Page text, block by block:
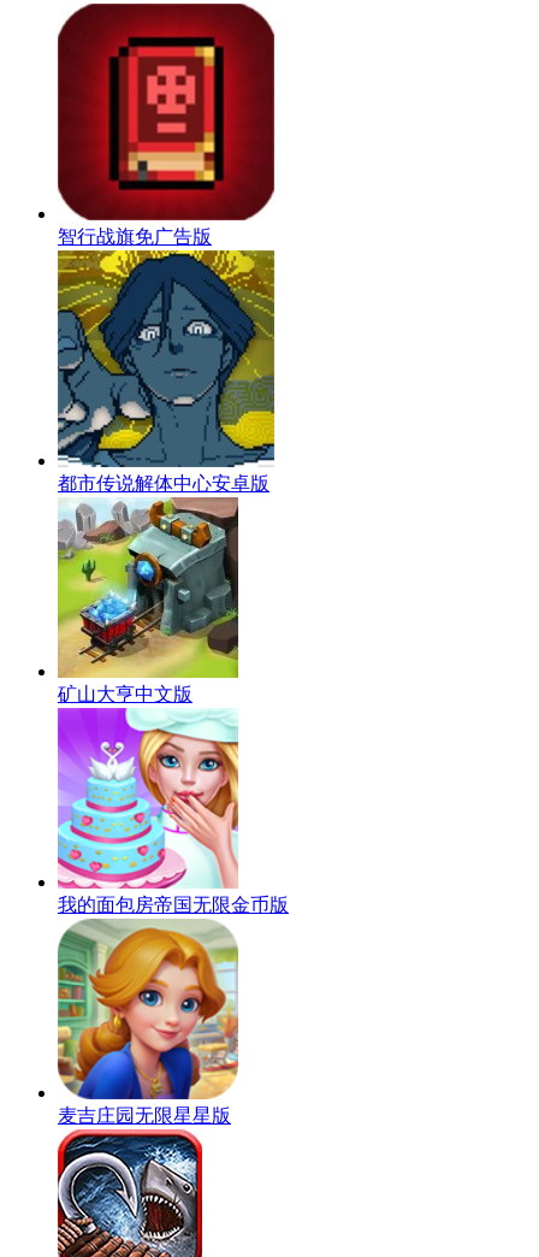
智行战旗免广告版
都市传说解体中心安卓版
矿山大亨中文版
我的面包房帝国无限金币版
麦吉庄园无限星星版